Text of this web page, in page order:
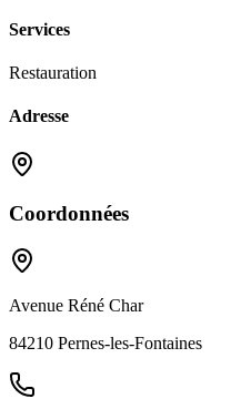
Services
Restauration
Adresse
Coordonnées
Avenue Réné Char
84210 Pernes-les-Fontaines